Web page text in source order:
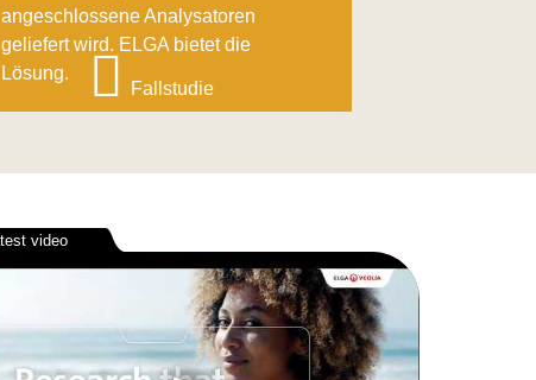
angeschlossene Analysatoren
geliefert wird. ELGA bietet die
Lösung.
Fallstudie